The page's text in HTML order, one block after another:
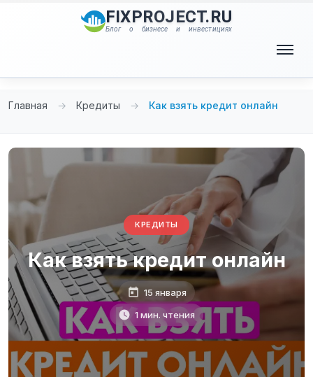
FIXPROJECT.RU
Блог о бизнесе и инвестициях
Главная → Кредиты → Как взять кредит онлайн
КРЕДИТЫ
Как взять кредит онлайн
15 января
1 мин. чтения